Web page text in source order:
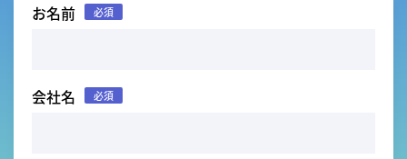
お名前 必須
会社名 必須